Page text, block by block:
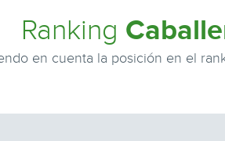
Ranking
en cuenta la posición en el